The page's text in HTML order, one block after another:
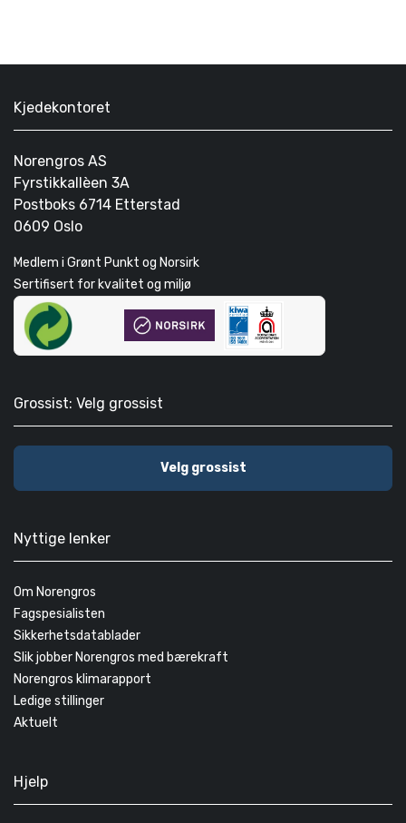
Kjedekontoret
Norengros AS
Fyrstikkallèen 3A
Postboks 6714 Etterstad
0609 Oslo
Medlem i Grønt Punkt og Norsirk
Sertifisert for kvalitet og miljø
Grossist: Velg grossist
Velg grossist
Nyttige lenker
Om Norengros
Fagspesialisten
Sikkerhetsdatablader
Slik jobber Norengros med bærekraft
Norengros klimarapport
Ledige stillinger
Aktuelt
Hjelp